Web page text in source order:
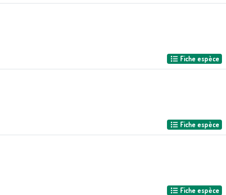
Fiche espèce
Fiche espèce
Fiche espèce